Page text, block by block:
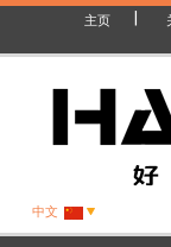
主页
中文